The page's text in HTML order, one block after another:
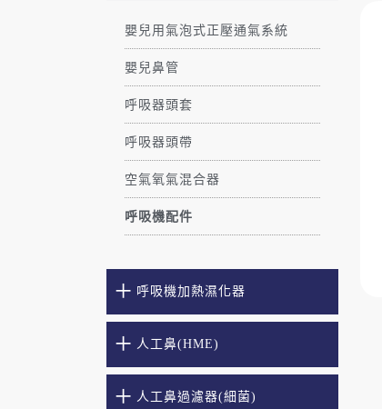
嬰兒用氣泡式正壓通氣系統
嬰兒鼻管
呼吸器頭套
呼吸器頭帶
空氣氧氣混合器
呼吸機配件
呼吸機加熱濕化器
人工鼻(HME)
人工鼻過濾器(細菌)